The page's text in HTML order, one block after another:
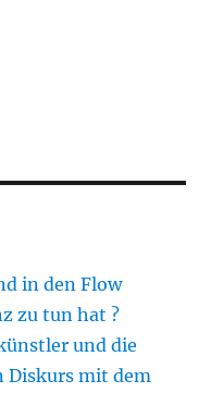
in den Flow
zu tun hat ?
und die
Diskurs mit dem